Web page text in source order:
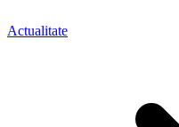
Actualitate